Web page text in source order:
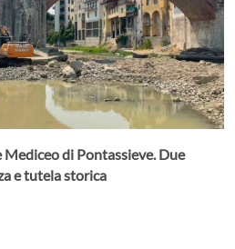
di Pontassieve. Due
e tutela storica